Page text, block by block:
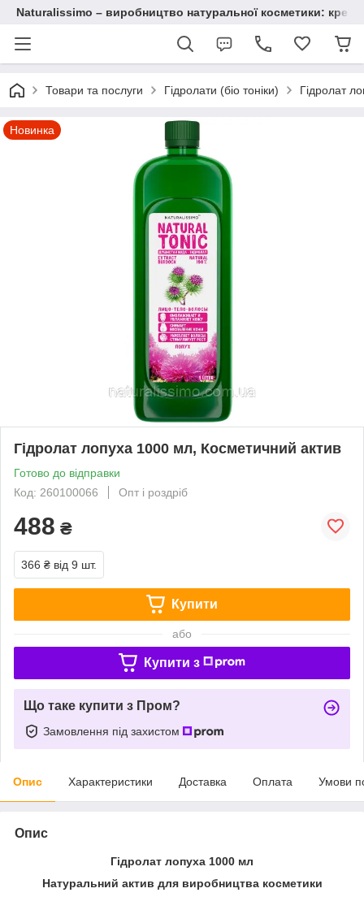
Naturalissimo – виробництво натуральної косметики:
Товари та послуги Гідролати (біо тоніки) Гідролат
Новинка
Гідролат лопуха 1000 мл, Косметичний актив
Готово до відправки
Код: 260100066
Опт і роздріб
488 ₴
366 ₴ від 9 шт.
Купити
або
Купити з
Що таке купити з Пром?
Замовлення під захистом
Опис Характеристики Доставка Оплата Умови
Опис
Гідролат лопуха 1000 мл
Натуральний актив для виробництва косметики